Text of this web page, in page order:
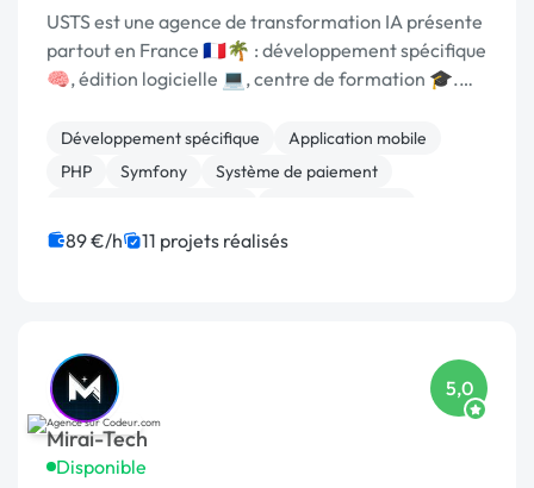
USTS est une agence de transformation IA présente
partout en France 🇫🇷🌴 : développement spécifique
🧠, édition logicielle 💻, centre de formation 🎓.
Développement spécifique
Application mobile
PHP
Symfony
Système de paiement
WordPress
Back-end Full-stack
89 €/h 11 projets réalisés
Mirai-Tech
Disponible
5,0